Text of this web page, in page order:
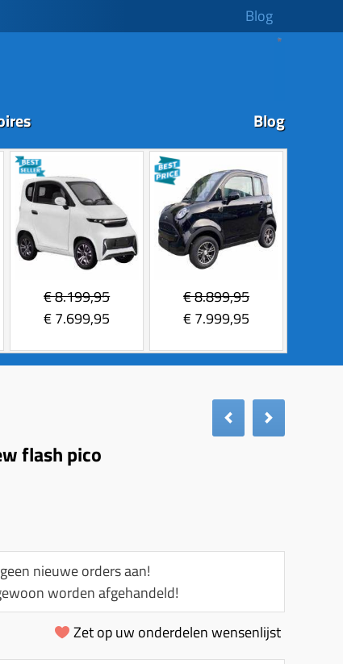
Blog
Blog
€8.199,95
€7.699,95
€8.899,95
€7.999,95
flash pico
nieuwe orders aan!
worden afgehandeld!
Zet op uw onderdelen wensenlijst